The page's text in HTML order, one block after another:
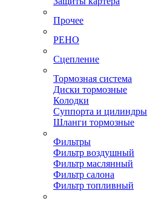
Прочее
РЕНО
Сцепление
Тормозная система
Диски тормозные
Колодки
Суппорта и цилиндры
Шланги тормозные
Фильтры
Фильтр воздушный
Фильтр маслянный
Фильтр салона
Фильтр топливный